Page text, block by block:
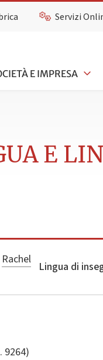
Servizi
E IMPRESA
E
Rachel
Lingua di
9264)